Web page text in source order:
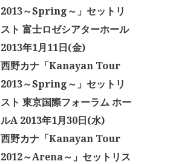
2013～Spring～」セットリ
スト 富士ロゼシアターホール
2013年1月11日(金)
西野カナ「Kanayan Tour
2013～Spring～」セットリ
スト 東京国際フォーラム ホー
ルA 2013年1月30日(水)
西野カナ「Kanayan Tour
2012～Arena～」セットリス